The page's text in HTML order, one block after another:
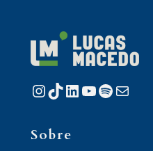
Instagram TikTok LinkedIn Youtube Spotify E-mail
Sobre